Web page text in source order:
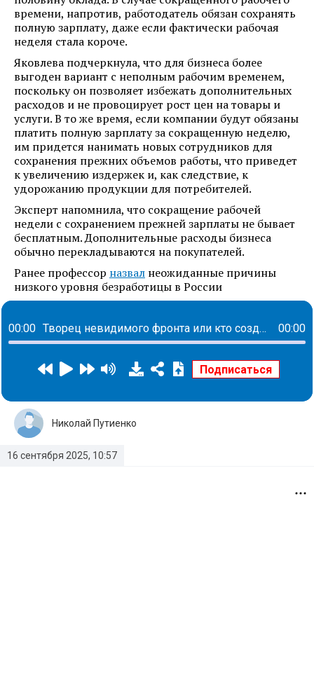
времени, напротив, работодатель обязан сохранять
полную зарплату, даже если фактически рабочая
неделя стала короче.
Яковлева подчеркнула, что для бизнеса более
выгоден вариант с неполным рабочим временем,
поскольку он позволяет избежать дополнительных
расходов и не провоцирует рост цен на товары и
услуги. В то же время, если компании будут обязаны
платить полную зарплату за сокращенную неделю,
им придется нанимать новых сотрудников для
сохранения прежних объемов работы, что приведет
к увеличению издержек и, как следствие, к
удорожанию продукции для потребителей.
Эксперт напомнила, что сокращение рабочей
недели с сохранением прежней зарплаты не бывает
бесплатным. Дополнительные расходы бизнеса
обычно перекладываются на покупателей.
Ранее профессор назвал неожиданные причины
низкого уровня безработицы в России
00:00 Творец невидимого фронта или кто создает пространства для комфорта каждого сотрудника: история Елены Савченко 00:00
16 сентября 2025, 10:57
Николай Путиенко